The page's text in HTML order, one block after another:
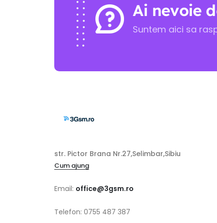
Ai nevoie
Suntem aici sa
str. Pictor Brana Nr.27,Selimbar,Sibiu
Cum ajung
Email: office@3gsm.ro
Telefon: 0755 487 387